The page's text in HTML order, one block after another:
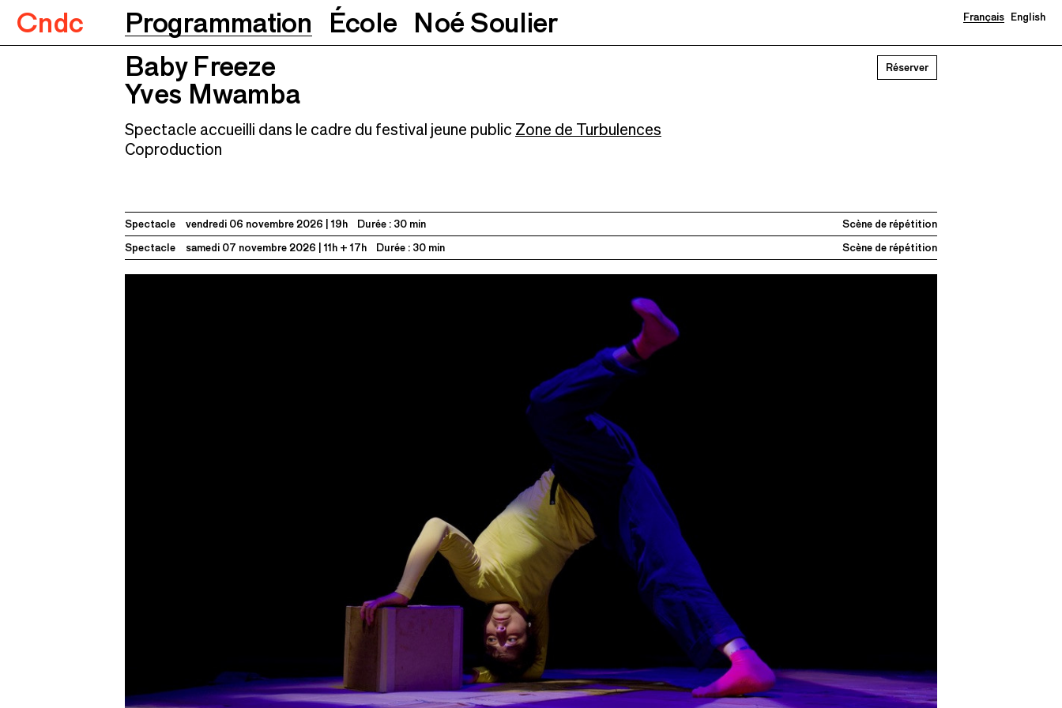
Cndc Programmation École Noé Soulier Français English
Baby Freeze Yves Mwamba
Baby Freeze
Yves Mwamba
Réserver
Spectacle accueilli dans le cadre du festival jeune public Zone de Turbulences
Coproduction
Spectacle vendredi 06 novembre 2026 19h Durée : 30 min
Scène de répétition
Spectacle
samedi 07 novembre 2026 11h + 17h Durée : 30 min Scène de répétition